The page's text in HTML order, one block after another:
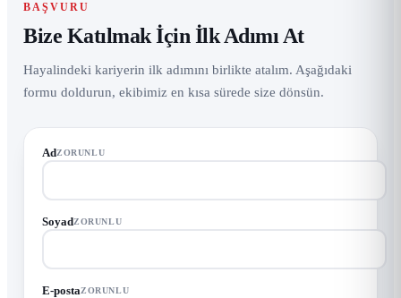
BAŞVURU
Bize Katılmak İçin İlk Adımı At
Hayalindeki kariyerin ilk adımını birlikte atalım. Aşağıdaki
formu doldurun, ekibimiz en kısa sürede size dönsün.
AdZORUNLU
SoyadZORUNLU
E-postaZORUNLU